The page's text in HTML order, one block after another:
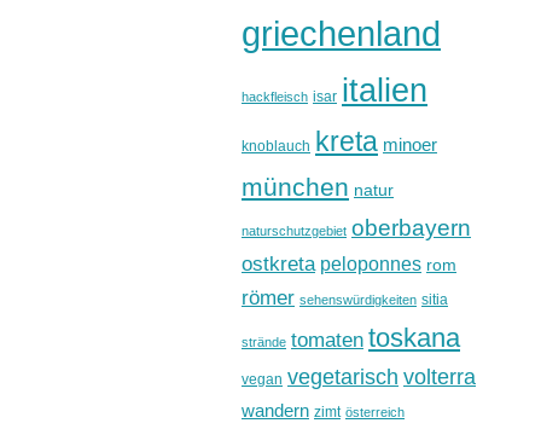
griechenland
hackfleisch isar italien
knoblauch kreta minoer
münchen natur
naturschutzgebiet oberbayern
ostkreta peloponnes rom
römer sehenswürdigkeiten sitia
strände tomaten toskana
vegan vegetarisch volterra
wandern zimt österreich